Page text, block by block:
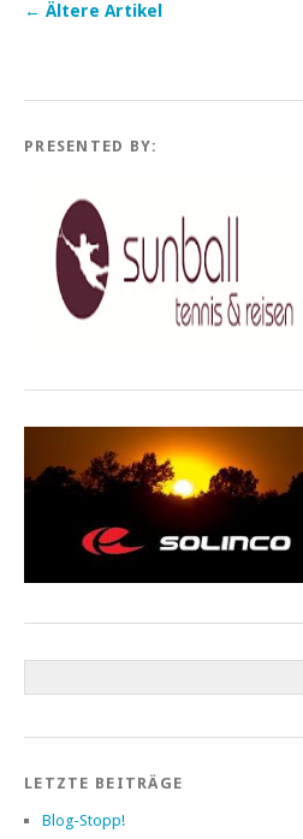
← Ältere Artikel
PRESENTED BY:
LETZTE BEITRÄGE
Blog-Stopp!